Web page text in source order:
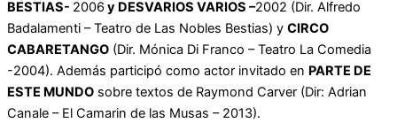
BESTIAS- 2006 y DESVARIOS VARIOS –2002 (Dir. Alfredo
Badalamenti – Teatro de Las Nobles Bestias) y CIRCO
CABARETANGO (Dir. Mónica Di Franco – Teatro La Comedia
-2004). Además participó como actor invitado en PARTE DE
ESTE MUNDO sobre textos de Raymond Carver (Dir: Adrian
Canale – El Camarin de las Musas – 2013).